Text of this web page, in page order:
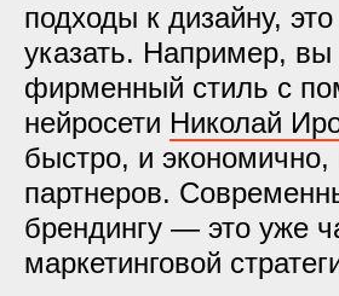
подходы к дизайну,
указать. Например, вы
фирменный стиль с
нейросети Николай
быстро, и экономично,
партнеров.
брендингу — это уже
маркетинговой